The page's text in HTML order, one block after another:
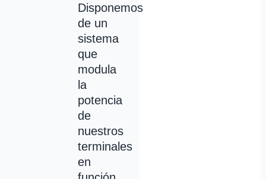
Disponemos
de un
sistema
que
modula
la
potencia
de
nuestros
terminales
en